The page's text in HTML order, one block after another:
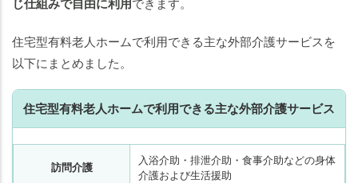
住宅型有料老人ホームで利用できる主な外部介護サービスを
以下にまとめました。
住宅型有料老人ホームで利用できる主な外部介護サービス
訪問介護
入浴介助・排泄介助・食事介助などの身体
介護および生活援助